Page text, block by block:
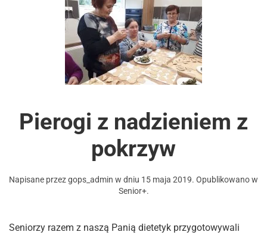
Pierogi z nadzieniem z
pokrzyw
Napisane przezgops_admin w dniu 15 maja 2019. Opublikowano w
Senior+.
Seniorzy razem z naszą Panią dietetyk przygotowywali